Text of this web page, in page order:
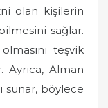
olan kişilerin
sağlar.
teşvik
Ayrıca, Alman
sunar, böylece